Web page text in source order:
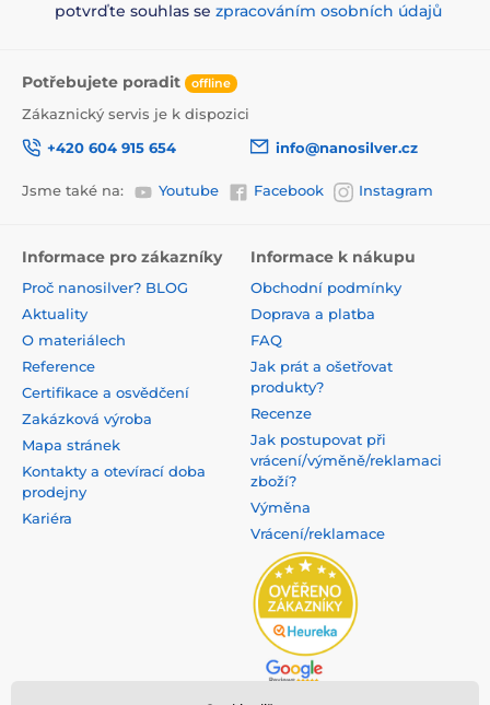
potvrďte souhlas se zpracováním osobních údajů
Potřebujete poradit offline
Zákaznický servis je k dispozici
+420 604 915 654
info@nanosilver.cz
Jsme také na: Youtube Facebook Instagram
Informace pro zákazníky
Proč nanosilver? BLOG
Aktuality
O materiálech
Reference
Certifikace a osvědčení
Zakázková výroba
Mapa stránek
Kontakty a otevírací doba
prodejny
Kariéra
Informace k nákupu
Obchodní podmínky
Doprava a platba
FAQ
Jak prát a ošetřovat
produkty?
Recenze
Jak postupovat při
vrácení/výměně/reklamaci
zboží?
Výměna
Vrácení/reklamace